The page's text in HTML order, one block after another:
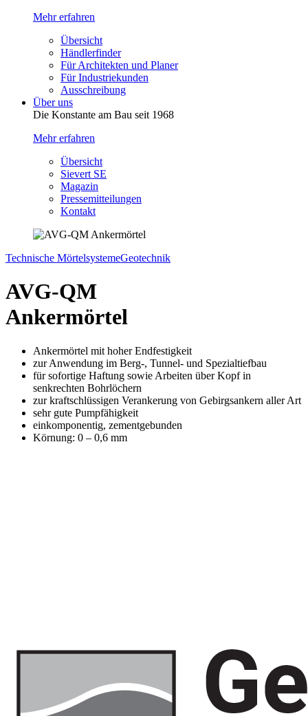
Mehr erfahren
Übersicht
Händlerfinder
Für Architekten und Planer
Für Industriekunden
Ausschreibung
Über uns
Die Konstante am Bau seit 1968
Mehr erfahren
Übersicht
Sievert SE
Magazin
Pressemitteilungen
Kontakt
Technische MörtelsystemeGeotechnik
AVG-QM
Ankermörtel
Ankermörtel mit hoher Endfestigkeit
zur Anwendung im Berg-, Tunnel- und Spezialtiefbau
für sofortige Haftung sowie Arbeiten über Kopf in
senkrechten Bohrlöchern
zur kraftschlüssigen Verankerung von Gebirgsankern aller Art
sehr gute Pumpfähigkeit
einkomponentig, zementgebunden
Körnung: 0 – 0,6 mm